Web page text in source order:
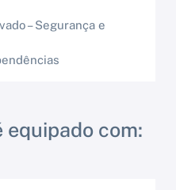
– Segurança e
equipado com: